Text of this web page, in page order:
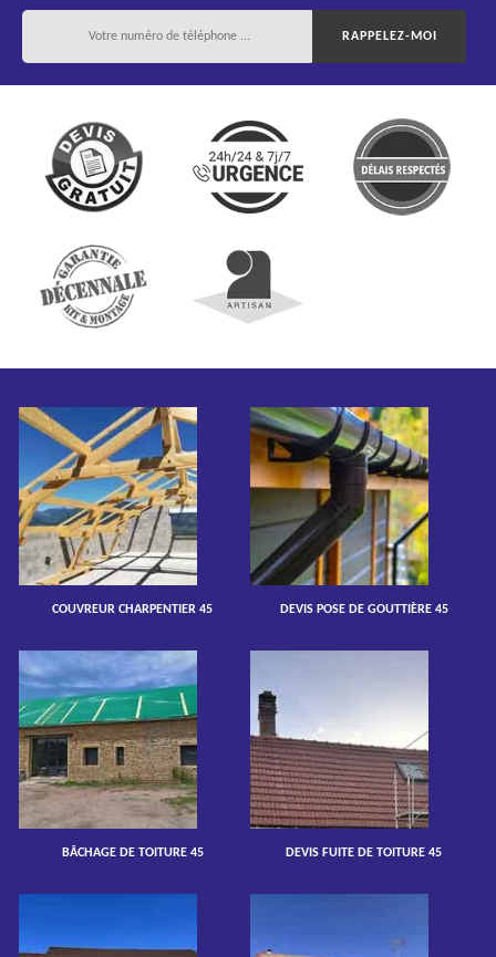
COUVREUR CHARPENTIER 45 DEVIS POSE DE GOUTTIÈRE 45
BÂCHAGE DE TOITURE 45 DEVIS FUITE DE TOITURE 45